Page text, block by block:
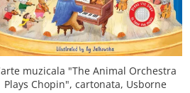
muzicala "The Animal Orchestra
Plays Chopin", cartonata, Usborne